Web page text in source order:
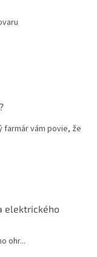
vám povie, že
elektrického
ohr...